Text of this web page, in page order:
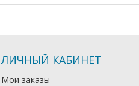
ЛИЧНЫЙ КАБИНЕТ
Мои заказы